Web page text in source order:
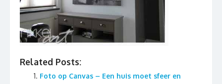
Related Posts:
Foto op Canvas – Een huis moet sfeer en